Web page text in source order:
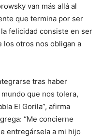
van más allá al
que termina por ser
felicidad consiste en ser
los otros nos obligan a
tras haber
que nos tolera,
El Gorila”, afirma
“Me concierne
entregársela a mi hijo